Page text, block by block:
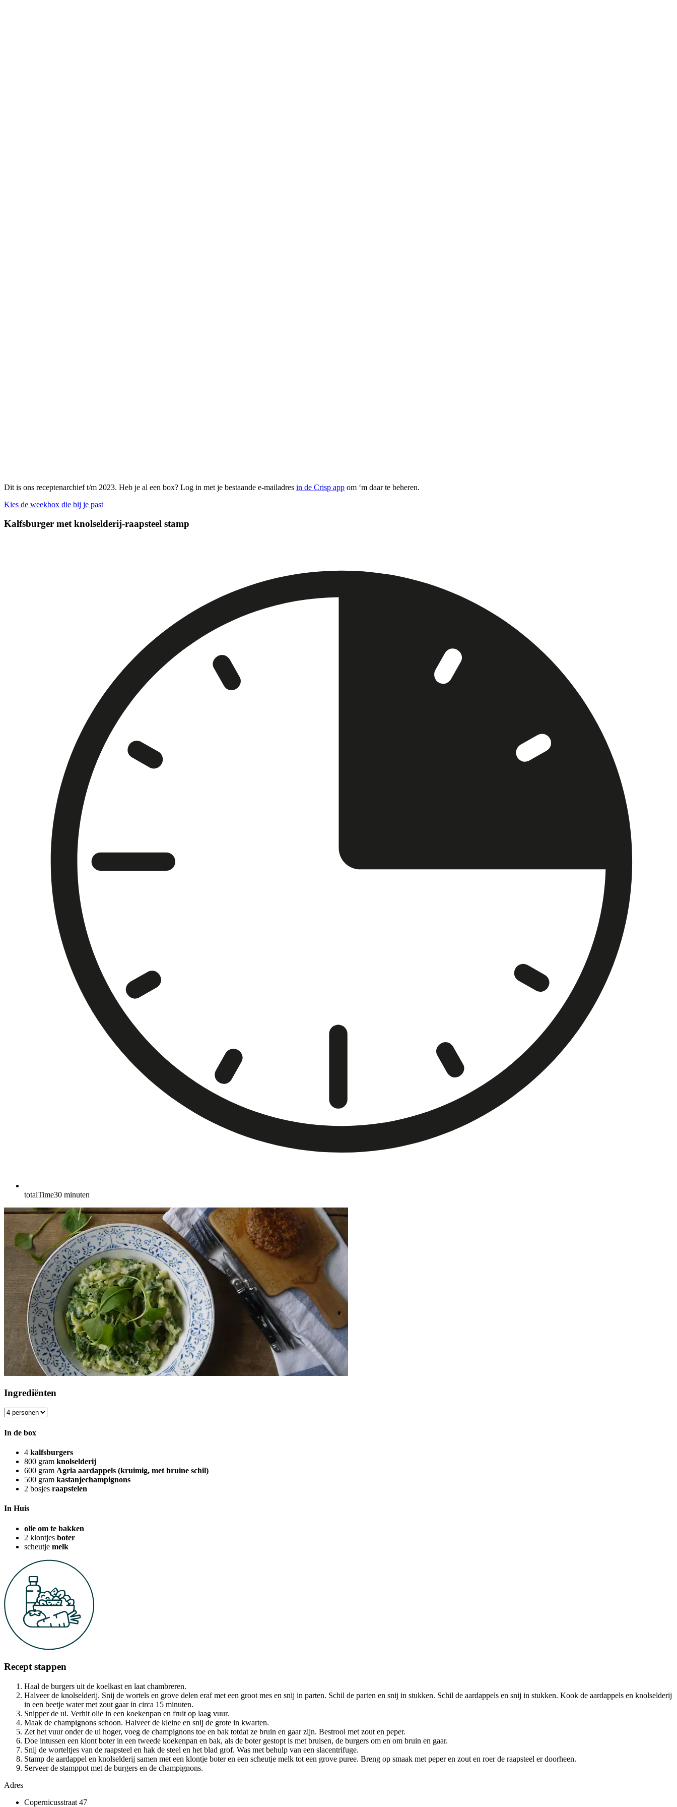
Dit is ons receptenarchief t/m 2023. Heb je al een box? Log in met je bestaande e-mailadres in de Crisp app om ‘m daar te beheren.
Kies de weekbox die bij je past
Kalfsburger met knolselderij-raapsteel stamp
totalTime30 minuten
Ingrediënten
In de box
4 kalfsburgers
800 gram knolselderij
600 gram Agria aardappels (kruimig, met bruine schil)
500 gram kastanjechampignons
2 bosjes raapstelen
In Huis
olie om te bakken
2 klontjes boter
scheutje melk
Recept stappen
Haal de burgers uit de koelkast en laat chambreren.
Halveer de knolselderij. Snij de wortels en grove delen eraf met een groot mes en snij in parten. Schil de parten en snij in stukken. Schil de aardappels en snij in stukken. Kook de aardappels en knolselderij
in een beetje water met zout gaar in circa 15 minuten.
Snipper de ui. Verhit olie in een koekenpan en fruit op laag vuur.
Maak de champignons schoon. Halveer de kleine en snij de grote in kwarten.
Zet het vuur onder de ui hoger, voeg de champignons toe en bak totdat ze bruin en gaar zijn. Bestrooi met zout en peper.
Doe intussen een klont boter in een tweede koekenpan en bak, als de boter gestopt is met bruisen, de burgers om en om bruin en gaar.
Snij de worteltjes van de raapsteel en hak de steel en het blad grof. Was met behulp van een slacentrifuge.
Stamp de aardappel en knolselderij samen met een klontje boter en een scheutje melk tot een grove puree. Breng op smaak met peper en zout en roer de raapsteel er doorheen.
Serveer de stamppot met de burgers en de champignons.
Adres
Copernicusstraat 47